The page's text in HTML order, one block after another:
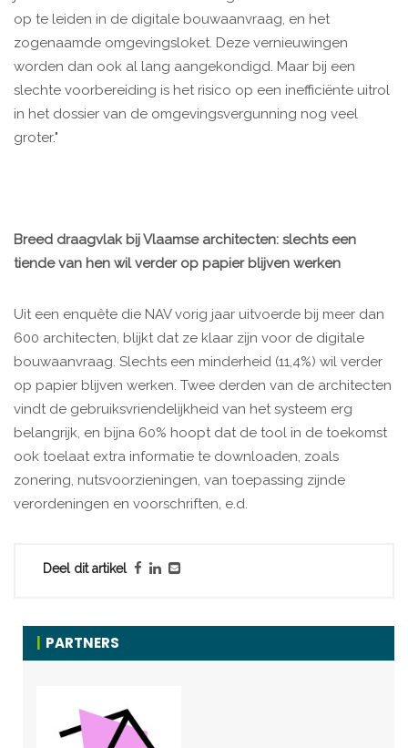
op te leiden in de digitale bouwaanvraag, en het
zogenaamde omgevingsloket. Deze vernieuwingen
worden dan ook al lang aangekondigd. Maar bij een
slechte voorbereiding is het risico op een inefficiënte uitrol
in het dossier van de omgevingsvergunning nog veel
groter."
Breed draagvlak bij Vlaamse architecten: slechts een
tiende van hen wil verder op papier blijven werken
Uit een enquête die NAV vorig jaar uitvoerde bij meer dan
600 architecten, blijkt dat ze klaar zijn voor de digitale
bouwaanvraag. Slechts een minderheid (11,4%) wil verder
op papier blijven werken. Twee derden van de architecten
vindt de gebruiksvriendelijkheid van het systeem erg
belangrijk, en bijna 60% hoopt dat de tool in de toekomst
ook toelaat extra informatie te downloaden, zoals
zonering, nutsvoorzieningen, van toepassing zijnde
verordeningen en voorschriften, e.d.
Deel dit artikel
PARTNERS